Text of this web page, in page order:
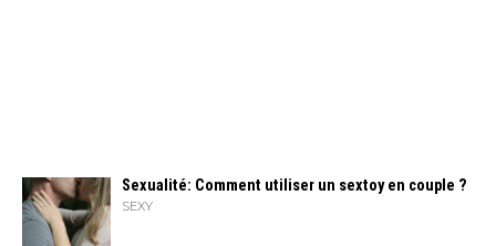
Sexualité: Comment utiliser un sextoy en couple ?
SEXY